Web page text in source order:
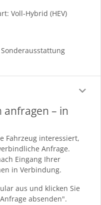
Voll-Hybrid (HEV)
– in
Fahrzeug interessiert,
Anfrage.
Eingang Ihrer
in Verbindung.
aus und klicken Sie
absenden".